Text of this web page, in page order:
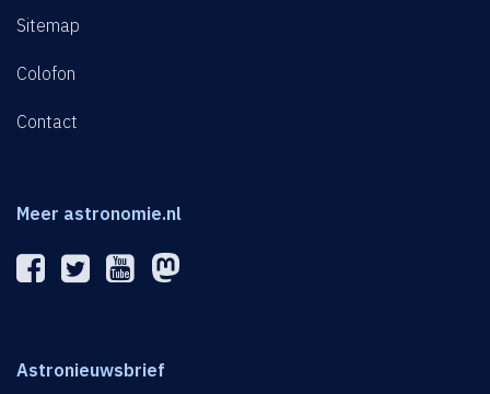
Sitemap
Colofon
Contact
Meer astronomie.nl
Astronieuwsbrief